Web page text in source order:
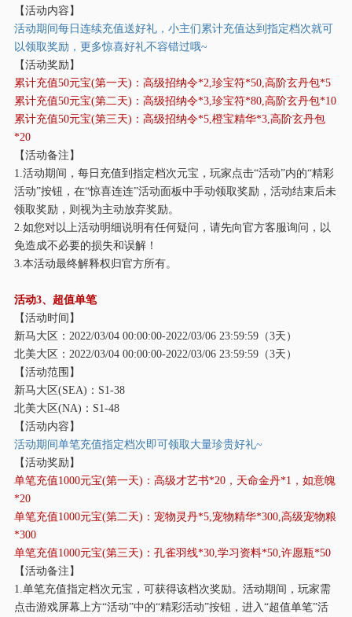
【活动内容】
活动期间每日连续充值送好礼，小主们累计充值达到指定档次就可
以领取奖励，更多惊喜好礼不容错过哦~
【活动奖励】
累计充值50元宝(第一天)：高级招纳令*2,珍宝符*50,高阶玄丹包*5
累计充值50元宝(第二天)：高级招纳令*3,珍宝符*80,高阶玄丹包*10
累计充值50元宝(第三天)：高级招纳令*5,橙宝精华*3,高阶玄丹包
*20
【活动备注】
1.活动期间，每日充值到指定档次元宝，玩家点击“活动”内的“精彩
活动”按钮，在“惊喜连连”活动面板中手动领取奖励，活动结束后未
领取奖励，则视为主动放弃奖励。
2.如您对以上活动明细说明有任何疑问，请先向官方客服询问，以
免造成不必要的损失和误解！
3.本活动最终解释权归官方所有。
活动3、超值单笔
【活动时间】
新马大区： 2022/03/04 00:00:00-2022/03/06 23:59:59（3天）
北美大区： 2022/03/04 00:00:00-2022/03/06 23:59:59（3天）
【活动范围】
新马大区(SEA)：S1-38
北美大区(NA)：S1-48
【活动内容】
活动期间单笔充值指定档次即可领取大量珍贵好礼~
【活动奖励】
单笔充值1000元宝(第一天)： 高级才艺书*20，天命金丹*1 ，如意魄
*20
单笔充值1000元宝(第二天)：宠物灵丹*5,宠物精华*300,高级宠物粮
*300
单笔充值1000元宝(第三天)：孔雀羽线*30,学习资料*50,许愿瓶*50
【活动备注】
1.单笔充值指定档次元宝，可获得该档次奖励。活动期间，玩家需
点击游戏屏幕上方“活动”中的“精彩活动”按钮，进入“超值单笔”活